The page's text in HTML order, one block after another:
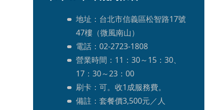
地址：台北市信義區松智路17號
47樓（微風南山）
電話：02-2723-1808
營業時間：11：30～15：30、
17：30～23：00
刷卡：可。收1成服務費。
備註：套餐價3,500元／人